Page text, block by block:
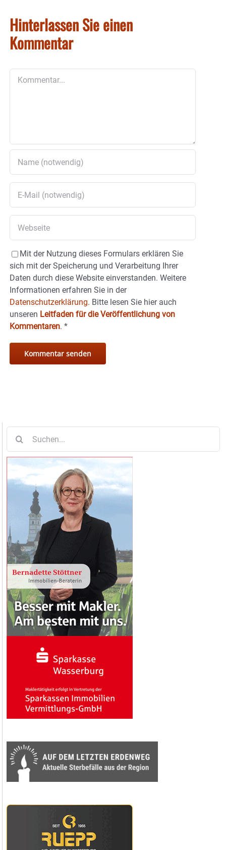
Hinterlassen Sie einen
Kommentar
Mit der Nutzung dieses Formulars erklären Sie
sich mit der Speicherung und Verarbeitung Ihrer
Daten durch diese Website einverstanden. Weitere
Informationen erfahren Sie in der
Datenschutzerklärung. Bitte lesen Sie hier auch
unseren Leitfaden für die Veröffentlichung von
Kommentaren. *
nach: